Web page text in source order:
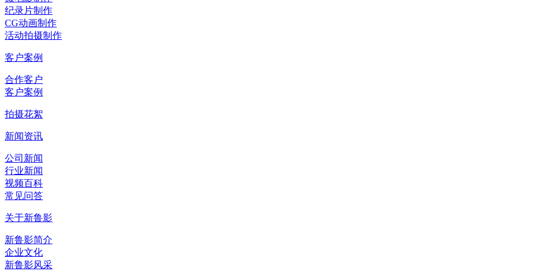
纪录片制作
CG动画制作
活动拍摄制作
客户案例
合作客户
客户案例
拍摄花絮
新闻资讯
公司新闻
行业新闻
视频百科
常见问答
关于新鲁影
新鲁影简介
企业文化
新鲁影风采